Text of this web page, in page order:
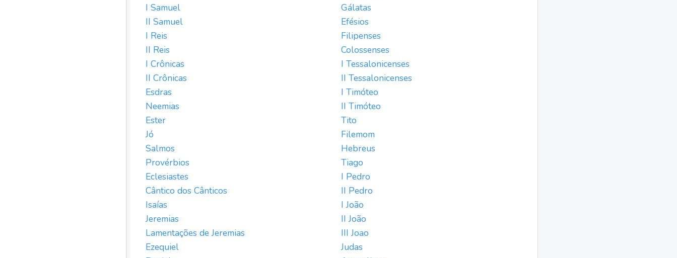
I Samuel
II Samuel
I Reis
II Reis
I Crônicas
II Crônicas
Esdras
Neemias
Ester
Jó
Salmos
Provérbios
Eclesiastes
Cântico dos Cânticos
Isaías
Jeremias
Lamentações de Jeremias
Ezequiel
Gálatas
Efésios
Filipenses
Colossenses
I Tessalonicenses
II Tessalonicenses
I Timóteo
II Timóteo
Tito
Filemom
Hebreus
Tiago
I Pedro
II Pedro
I João
II João
III Joao
Judas